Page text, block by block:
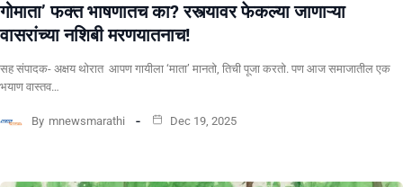
गोमाता’ फक्त भाषणातच का? रस्त्यावर फेकल्या जाणाऱ्या
वासरांच्या नशिबी मरणयातनाच!
सह संपादक- अक्षय थोरात ​ ​आपण गायीला ‘माता’ मानतो, तिची पूजा करतो. पण आज समाजातील एक
भयाण वास्तव…
By mnewsmarathi Dec 19, 2025